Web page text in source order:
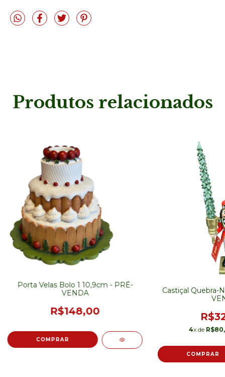
Produtos relacionados
Porta Velas Bolo 1 10,9cm - PRÉ-
VENDA
R$148,00
Castiçal Quebra-
4x de